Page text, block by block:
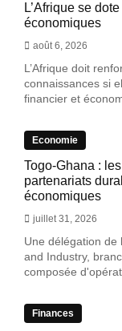
L’Afrique se
économiques
août 6, 2026
L’Afrique doit
connaissances si
financier et
Economie
Togo-Ghana :
partenariats
économiques
juillet 31, 2026
Une délégation de
and Industry,
composée
Finances